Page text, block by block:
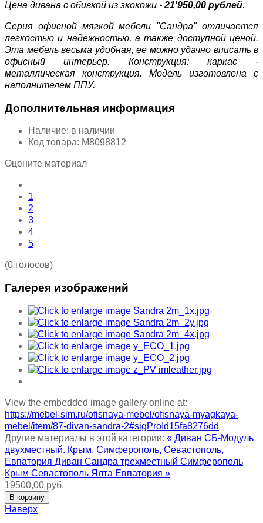
Цена дивана с обивкой из экокожи - 21'950,00 рублей.
Серия офисной мягкой мебели "Сандра" отличается
легкостью и надежностью, а также доступной ценой.
Эта мебель весьма удобная, ее можно удачно вписать в
офисный интерьер. Конструкция: каркас -
металлическая конструкция. Модель изготовлена с
наполнителем ППУ.
Дополнительная информация
Наличие: в наличии
Код товара: М8098812
Оцените материал
1
2
3
4
5
(0 голосов)
Галерея изображений
View the embedded image gallery online at:
https://mebel-sim.ru/ofisnaya-mebel/ofisnaya-myagkaya-
mebel/item/87-divan-sandra-2#sigProId15fa8276dd
Другие материалы в этой категории: « Диван СБ-Модуль
двухместный. Крым, Симферополь, Севастополь,
Евпатория Диван Сандра трехместный Симферополь
Крым Севастополь Ялта Евпатория »
19500,00 руб.
Наверх